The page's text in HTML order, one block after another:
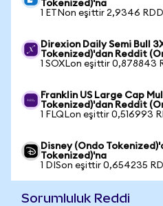
Tokenized)'na
1 ETNon eşittir 2,9346
Direxion Daily Semi Bull
Tokenized)'dan Reddit
1 SOXLon eşittir 0,878843
Franklin US Large Cap
Tokenized)'dan Reddit
1 FLQLon eşittir 0,516993
Disney (Ondo
Tokenized)'na
1 DISon eşittir 0,654235
Sorumluluk Reddi